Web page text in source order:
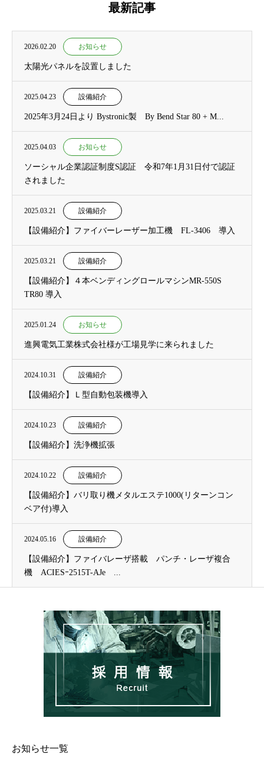
最新記事
2026.02.20 お知らせ
太陽光パネルを設置しました
2025.04.23 設備紹介
2025年3月24日より Bystronic製 By Bend Star 80 + M...
2025.04.03 お知らせ
ソーシャル企業認証制度S認証 令和7年1月31日付で認証
されました
2025.03.21 設備紹介
【設備紹介】ファイバーレーザー加工機 FL-3406 導入
2025.03.21 設備紹介
【設備紹介】４本ベンディングロールマシンMR-550S
TR80 導入
2025.01.24 お知らせ
進興電気工業株式会社様が工場見学に来られました
2024.10.31 設備紹介
【設備紹介】Ｌ型自動包装機導入
2024.10.23 設備紹介
【設備紹介】洗浄機拡張
2024.10.22 設備紹介
【設備紹介】バリ取り機メタルエステ1000(リターンコン
ベア付)導入
2024.05.16 設備紹介
【設備紹介】ファイバレーザ搭載 パンチ・レーザ複合
機 ACIESｰ2515T-AJe ...
お知らせ一覧